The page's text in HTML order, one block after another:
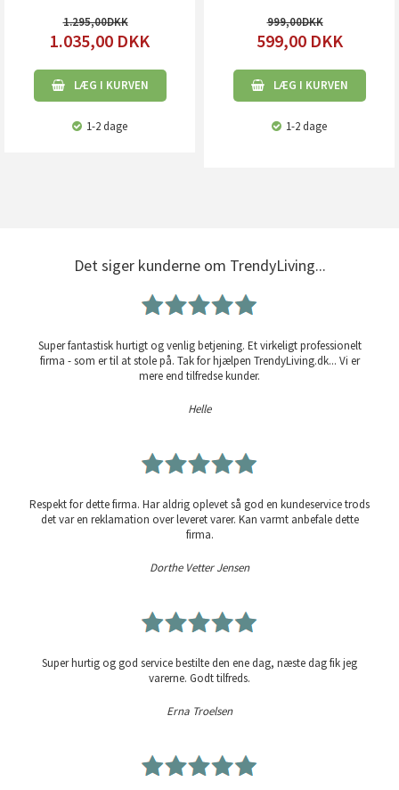
1.295,00
1.035,00 DKK
LÆG I KURVEN
1-2 dage
999,00
599,00 DKK
LÆG I KURVEN
1-2 dage
Det siger kunderne om TrendyLiving...
Super fantastisk hurtigt og venlig betjening. Et virkeligt professionelt
firma - som er til at stole på. Tak for hjælpen TrendyLiving.dk... Vi er
mere end tilfredse kunder.
Helle
Respekt for dette firma. Har aldrig oplevet så god en kundeservice trods
det var en reklamation over leveret varer. Kan varmt anbefale dette
firma.
Dorthe Vetter Jensen
Super hurtig og god service bestilte den ene dag, næste dag fik jeg
varerne. Godt tilfreds.
Erna Troelsen